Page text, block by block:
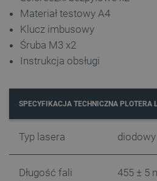
Materiał testowy A4
Klucz imbusowy
Śruba M3 x2
Instrukcja obsługi
SPECYFIKACJA TECHNICZNA PLOTERA
Typ lasera diodowy
Długość fali
455 ± 5
PHPSESSID